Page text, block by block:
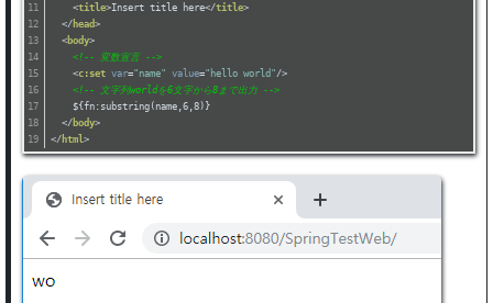
<title>Insert title here</title>
</ head>
< body>
<!-- 変数宣言 -->
<c:set var="name" value="hello world" />
<!-- 文字列worldを6文字から8まで出力 -->
    ${fn:substring(name,6,8)}
</ body>
</ html >